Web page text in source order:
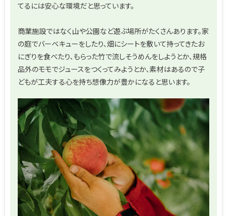
てるには安心な環境だと思っています。
商業施設ではなく山や公園など遊ぶ場所がたくさんあります。家
の庭でバーベキューをしたり、畑にシートを敷いて持ってきたお
にぎりを食べたり、もらった竹で流しそうめんをしようとか、規格
品外のモモでジュースをつくってみようとか、素材はあるので子
どもが工夫する心を持ち想像力が豊かになると思います。